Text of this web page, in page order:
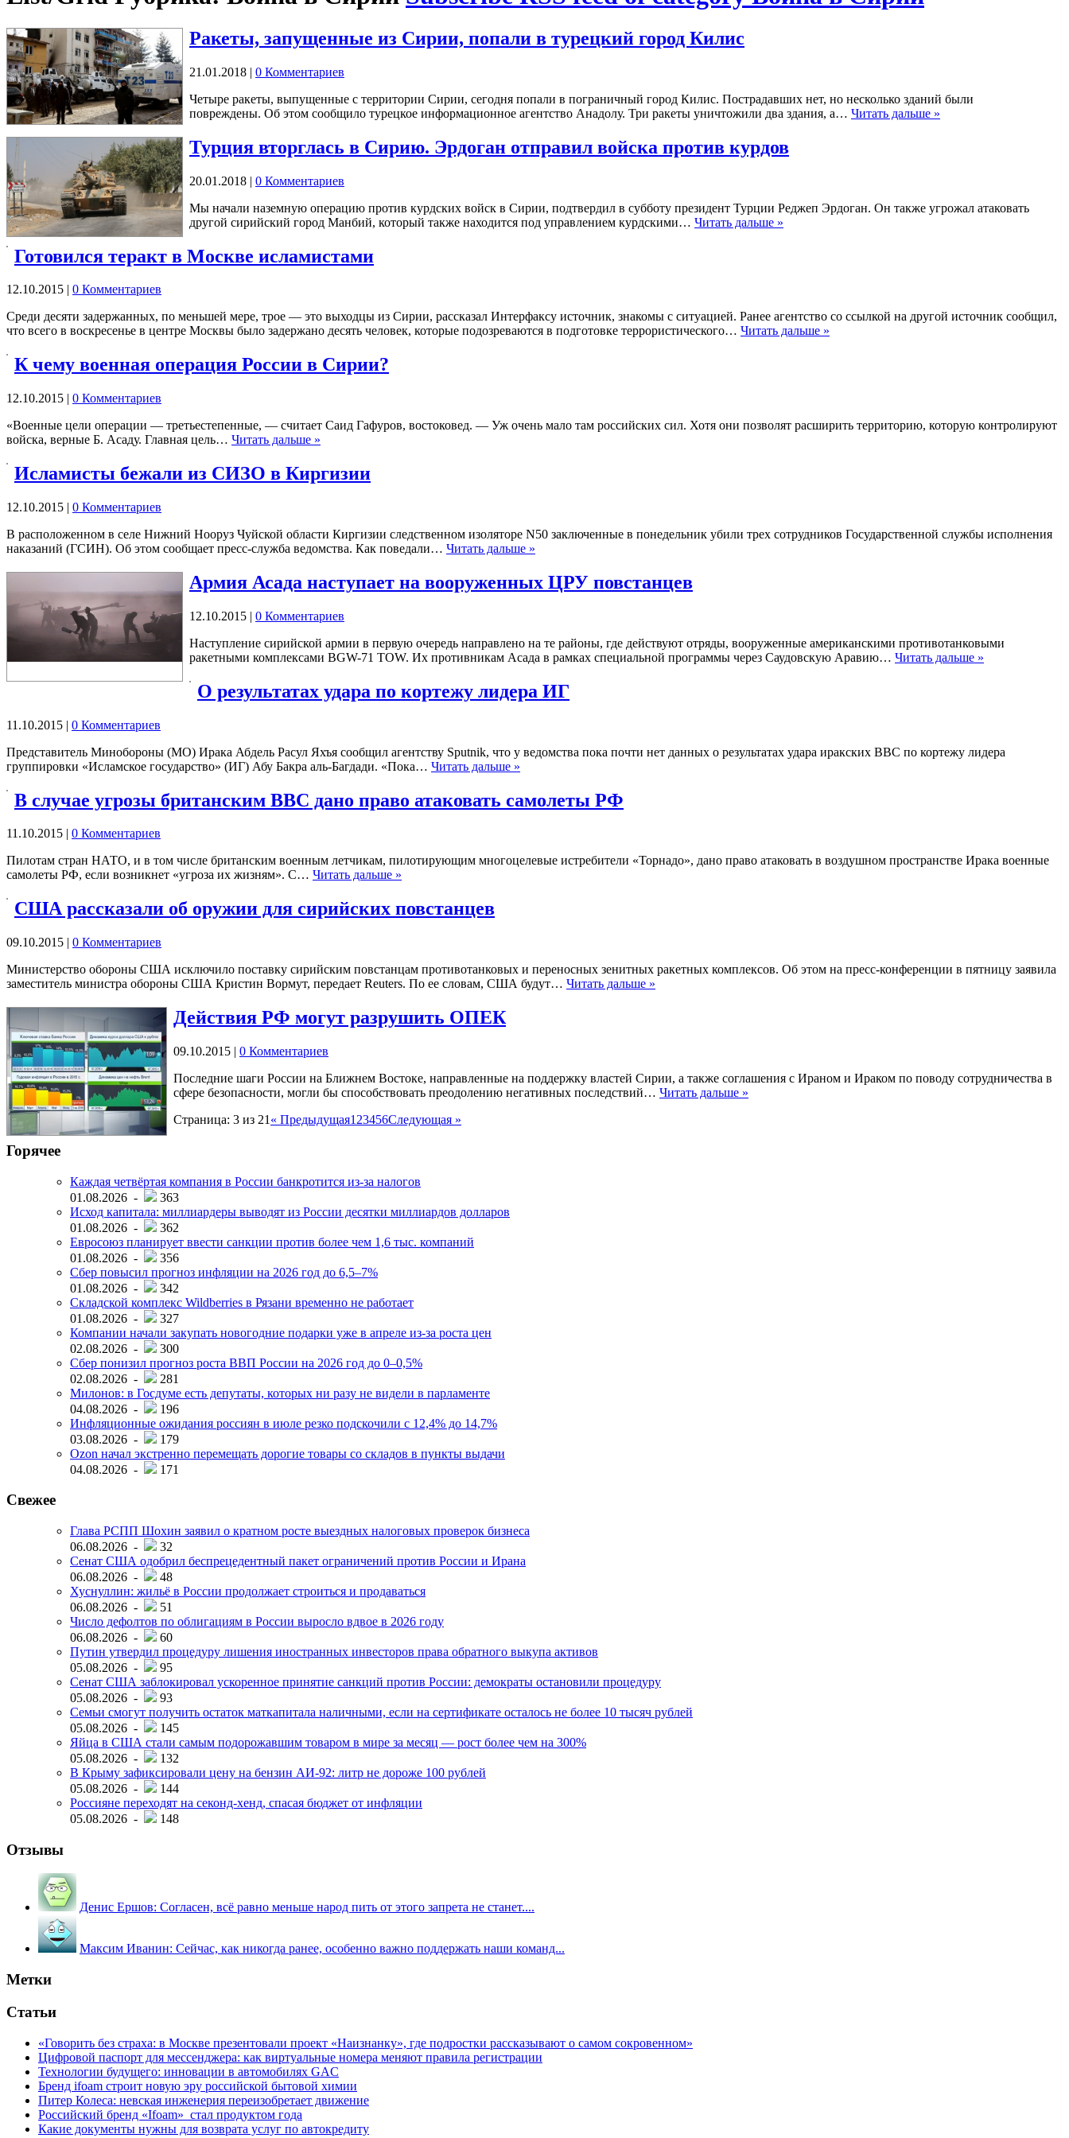
Ракеты, запущенные из Сирии, попали в турецкий город Килис
21.01.2018 | 0 Комментариев
Четыре ракеты, выпущенные с территории Сирии, сегодня попали в пограничный город Килис. Пострадавших нет, но несколько зданий были
повреждены. Об этом сообщило турецкое информационное агентство Анадолу. Три ракеты уничтожили два здания, а… Читать дальше »
Турция вторглась в Сирию. Эрдоган отправил войска против курдов
20.01.2018 | 0 Комментариев
Мы начали наземную операцию против курдских войск в Сирии, подтвердил в субботу президент Турции Реджеп Эрдоган. Он также угрожал атаковать
другой сирийский город Манбий, который также находится под управлением курдскими… Читать дальше »
Готовился теракт в Москве исламистами
12.10.2015 | 0 Комментариев
Среди десяти задержанных, по меньшей мере, трое — это выходцы из Сирии, рассказал Интерфаксу источник, знакомы с ситуацией. Ранее агентство со ссылкой на другой источник сообщил,
что всего в воскресенье в центре Москвы было задержано десять человек, которые подозреваются в подготовке террористического… Читать дальше »
К чему военная операция России в Сирии?
12.10.2015 | 0 Комментариев
«Военные цели операции — третьестепенные, — считает Саид Гафуров, востоковед. — Уж очень мало там российских сил. Хотя они позволят расширить территорию, которую контролируют
войска, верные Б. Асаду. Главная цель… Читать дальше »
Исламисты бежали из СИЗО в Киргизии
12.10.2015 | 0 Комментариев
В расположенном в селе Нижний Нооруз Чуйской области Киргизии следственном изоляторе N50 заключенные в понедельник убили трех сотрудников Государственной службы исполнения
наказаний (ГСИН). Об этом сообщает пресс-служба ведомства. Как поведали… Читать дальше »
Армия Асада наступает на вооруженных ЦРУ повстанцев
12.10.2015 | 0 Комментариев
Наступление сирийской армии в первую очередь направлено на те районы, где действуют отряды, вооруженные американскими противотанковыми
ракетными комплексами BGW-71 TOW. Их противникам Асада в рамках специальной программы через Саудовскую Аравию… Читать дальше »
О результатах удара по кортежу лидера ИГ
11.10.2015 | 0 Комментариев
Представитель Минобороны (МО) Ирака Абдель Расул Яхъя сообщил агентству Sputnik, что у ведомства пока почти нет данных о результатах удара иракских ВВС по кортежу лидера
группировки «Исламское государство» (ИГ) Абу Бакра аль-Багдади. «Пока… Читать дальше »
В случае угрозы британским ВВС дано право атаковать самолеты РФ
11.10.2015
0 Комментариев
Пилотам стран НАТО, и в том числе британским военным летчикам, пилотирующим многоцелевые истребители «Торнадо», дано право атаковать в воздушном пространстве Ирака военные
самолеты РФ, если возникнет «угроза их жизням». С… Читать дальше »
США рассказали об оружии для сирийских повстанцев
09.10.2015 | 0 Комментариев
Министерство обороны США исключило поставку сирийским повстанцам противотанковых и переносных зенитных ракетных комплексов. Об этом на пресс-конференции в пятницу заявила
заместитель министра обороны США Кристин Вормут, передает Reuters. По ее словам, США будут… Читать дальше »
Действия РФ могут разрушить ОПЕК
09.10.2015 | 0 Комментариев
Последние шаги России на Ближнем Востоке, направленные на поддержку властей Сирии, а также соглашения с Ираном и Ираком по поводу сотрудничества в
сфере безопасности, могли бы способствовать преодолению негативных последствий… Читать дальше »
Страница: 3 из 21 « Предыдущая1 23456Следующая »
Горячее
Каждая четвёртая компания в России банкротится из-за налогов
01.08.2026 -
363
Исход капитала: миллиардеры выводят из России десятки миллиардов долларов
01.08.2026 -
362
Евросоюз планирует ввести санкции против более чем 1,6 тыс. компаний
01.08.2026 -
356
Сбер повысил прогноз инфляции на 2026 год до 6,5–7%
01.08.2026 -
342
Складской комплекс Wildberries в Рязани временно не работает
01.08.2026 -
327
Компании начали закупать новогодние подарки уже в апреле из-за роста цен
02.08.2026 -
300
Сбер понизил прогноз роста ВВП России на 2026 год до 0–0,5%
02.08.2026 -
281
Милонов: в Госдуме есть депутаты, которых ни разу не видели в парламенте
04.08.2026 -
196
Инфляционные ожидания россиян в июле резко подскочили с 12,4% до 14,7%
03.08.2026 -
179
Ozon начал экстренно перемещать дорогие товары со складов в пункты выдачи
04.08.2026 -
171
Свежее
Глава РСПП Шохин заявил о кратном росте выездных налоговых проверок бизнеса
06.08.2026 -
32
Сенат США одобрил беспрецедентный пакет ограничений против России и Ирана
06.08.2026 -
48
Хуснуллин: жильё в России продолжает строиться и продаваться
06.08.2026 -
51
Число дефолтов по облигациям в России выросло вдвое в 2026 году
06.08.2026 -
60
Путин утвердил процедуру лишения иностранных инвесторов права обратного выкупа активов
05.08.2026 -
95
Сенат США заблокировал ускоренное принятие санкций против России: демократы остановили процедуру
05.08.2026 -
93
Семьи смогут получить остаток маткапитала наличными, если на сертификате осталось не более 10 тысяч рублей
05.08.2026 -
145
Яйца в США стали самым подорожавшим товаром в мире за месяц — рост более чем на 300%
05.08.2026 -
132
В Крыму зафиксировали цену на бензин АИ-92: литр не дороже 100 рублей
05.08.2026 -
144
Россияне переходят на секонд-хенд, спасая бюджет от инфляции
05.08.2026 -
148
Отзывы
Денис Ершов: Согласен, всё равно меньше народ пить от этого запрета не станет....
Максим Иванин: Сейчас, как никогда ранее, особенно важно поддержать наши команд...
Метки
Статьи
«Говорить без страха: в Москве презентовали проект «Наизнанку», где подростки рассказывают о самом сокровенном»
Цифровой паспорт для мессенджера: как виртуальные номера меняют правила регистрации
Технологии будущего: инновации в автомобилях GAC
Бренд ifoam строит новую эру российской бытовой химии
Питер Колеса: невская инженерия переизобретает движение
Российский бренд «Ifoam» стал продуктом года
Какие документы нужны для возврата услуг по автокредиту